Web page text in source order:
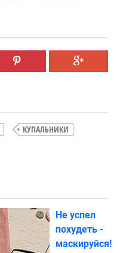
КУПАЛЬНИКИ
Не успел
похудеть -
маскируйся!